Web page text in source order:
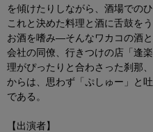
を傾けたりしながら、酒場での
これと決めた料理と酒に舌鼓を
お酒を嗜み―そんなワカコの酒
会社の同僚、行きつけの店「逢
理がぴったりと合わさった刹那
からは、思わず「ぷしゅー」と
である。
【出演者】